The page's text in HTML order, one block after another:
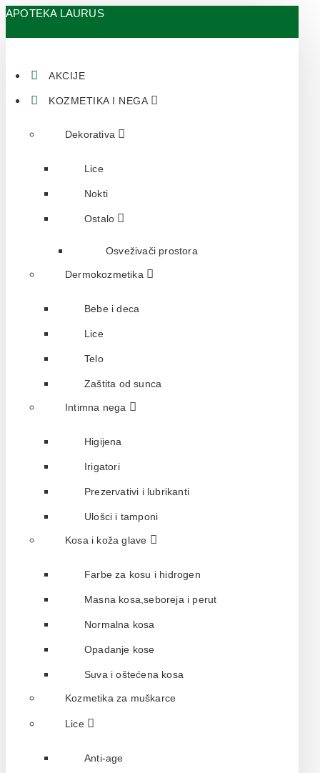
APOTEKA LAURUS
AKCIJE
KOZMETIKA I NEGA
Dekorativa
Lice
Nokti
Ostalo
Osveživači prostora
Dermokozmetika
Bebe i deca
Lice
Telo
Zaštita od sunca
Intimna nega
Higijena
Irigatori
Prezervativi i lubrikanti
Ulošci i tamponi
Kosa i koža glave
Farbe za kosu i hidrogen
Masna kosa,seboreja i perut
Normalna kosa
Opadanje kose
Suva i oštećena kosa
Kozmetika za muškarce
Lice
Anti-age